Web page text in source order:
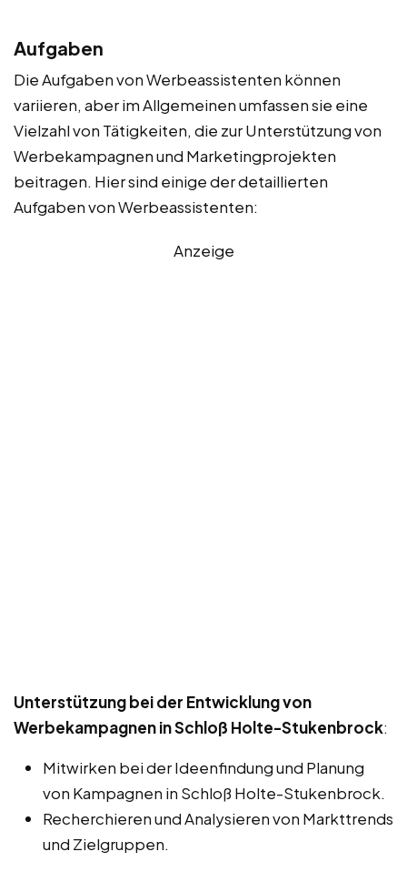
Aufgaben
Die Aufgaben von Werbeassistenten können
variieren, aber im Allgemeinen umfassen sie eine
Vielzahl von Tätigkeiten, die zur Unterstützung von
Werbekampagnen und Marketingprojekten
beitragen. Hier sind einige der detaillierten
Aufgaben von Werbeassistenten:
Anzeige
Unterstützung bei der Entwicklung von
Werbekampagnen in Schloß Holte-Stukenbrock:
Mitwirken bei der Ideenfindung und Planung
von Kampagnen in Schloß Holte-Stukenbrock.
Recherchieren und Analysieren von Markttrends
und Zielgruppen.